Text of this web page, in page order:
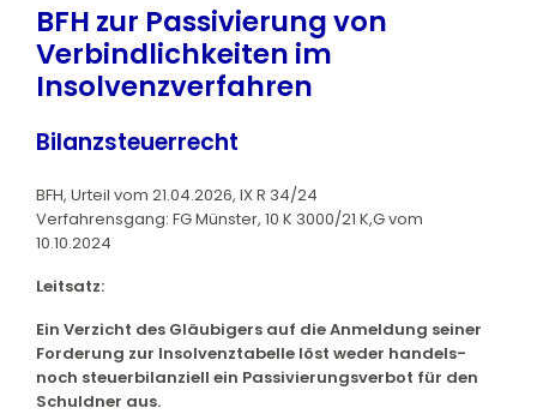
BFH zur Passivierung von
Verbindlichkeiten im
Insolvenzverfahren
Bilanzsteuerrecht
BFH, Urteil vom 21.04.2026, IX R 34/24
Verfahrensgang: FG Münster, 10 K 3000/21 K,G vom
10.10.2024
Leitsatz:
Ein Verzicht des Gläubigers auf die Anmeldung seiner
Forderung zur Insolvenztabelle löst weder handels-
noch steuerbilanziell ein Passivierungsverbot für den
Schuldner aus.